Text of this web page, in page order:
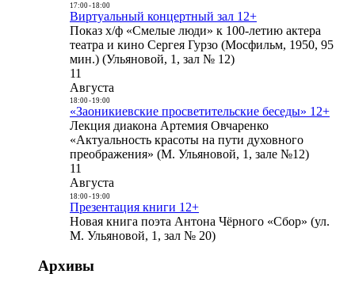
17:00- 18:00
Виртуальный концертный зал 12+
Показ х/ф «Смелые люди» к 100-летию актера
театра и кино Сергея Гурзо (Мосфильм, 1950, 95
мин.) (Ульяновой, 1, зал № 12)
11
Августа
18:00- 19:00
«Заоникиевские просветительские беседы» 12+
Лекция диакона Артемия Овчаренко
«Актуальность красоты на пути духовного
преображения» (М. Ульяновой, 1, зале №12)
11
Августа
18:00- 19:00
Презентация книги 12+
Новая книга поэта Антона Чёрного «Сбор» (ул.
М. Ульяновой, 1, зал № 20)
Архивы